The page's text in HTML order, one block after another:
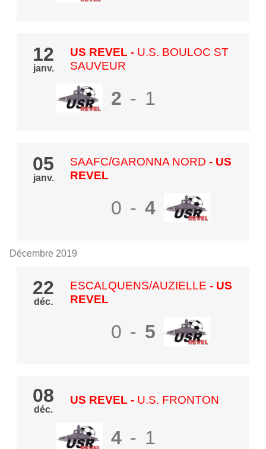
12
janv.
US REVEL - U.S. BOULOC ST
SAUVEUR
2 - 1
05
janv.
SAAFC/GARONNA NORD - US
REVEL
0 - 4
Décembre 2019
22
déc.
ESCALQUENS/AUZIELLE - US
REVEL
0 - 5
08
déc.
US REVEL - U.S. FRONTON
4 - 1